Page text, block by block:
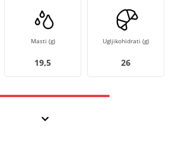
Masti (g)
19,5
Ugljikohidrati (g)
26